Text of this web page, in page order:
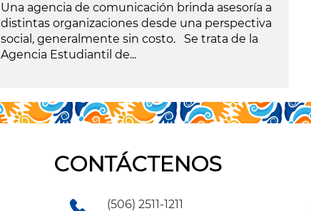
Una agencia de comunicación brinda asesoría a
distintas organizaciones desde una perspectiva
social, generalmente sin costo. Se trata de la
Agencia Estudiantil de...
CONTÁCTENOS
(506) 2511-1211